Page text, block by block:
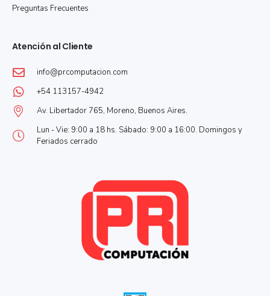
Preguntas Frecuentes
Atención al Cliente
info@prcomputacion.com
+54 113157-4942
Av. Libertador 765, Moreno, Buenos Aires.
Lun - Vie: 9:00 a 18 hs. Sábado: 9:00 a 16:00. Domingos y
Feriados cerrado